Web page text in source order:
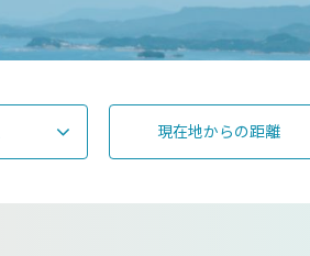
現在地からの距離